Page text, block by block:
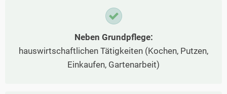
Neben Grundpflege:
hauswirtschaftlichen Tätigkeiten (Kochen, Putzen,
Einkaufen, Gartenarbeit)